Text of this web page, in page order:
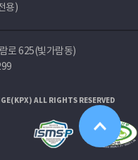
용)
로 625(빛가람동)
ALL RIGHTS RESERVED